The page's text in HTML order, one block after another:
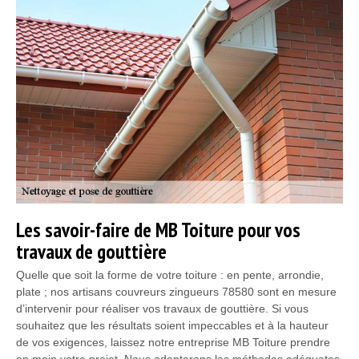
Les savoir-faire de MB Toiture pour vos
travaux de gouttière
Quelle que soit la forme de votre toiture : en pente, arrondie,
plate ; nos artisans couvreurs zingueurs 78580 sont en mesure
d’intervenir pour réaliser vos travaux de gouttière. Si vous
souhaitez que les résultats soient impeccables et à la hauteur
de vos exigences, laissez notre entreprise MB Toiture prendre